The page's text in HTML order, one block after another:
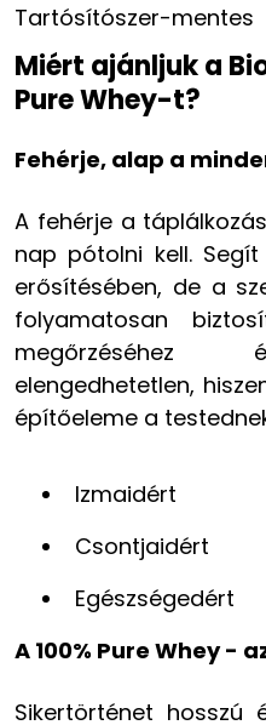
Tartósítószer-mentes
Miért ajánljuk a
Pure Whey-t?
Fehérje, alap a
A fehérje a
nap pótolni kell.
erősítésében, de a
folyamatosan
megőrzéséhez
elengedhetetlen,
építőeleme a
Izmaidért
Csontjaidért
Egészségedért
A 100% Pure Whey -
Sikertörténet hosszú